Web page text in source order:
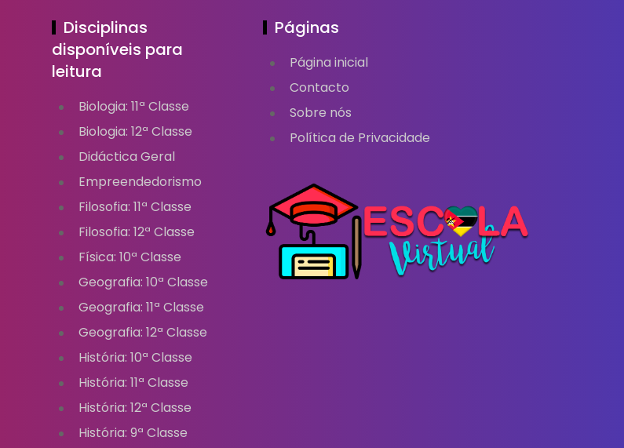
Disciplinas
disponíveis para
leitura
Biologia: 11ª Classe
Biologia: 12ª Classe
Didáctica Geral
Empreendedorismo
Filosofia: 11ª Classe
Filosofia: 12ª Classe
Física: 10ª Classe
Geografia: 10ª Classe
Geografia: 11ª Classe
Geografia: 12ª Classe
História: 10ª Classe
História: 11ª Classe
História: 12ª Classe
História: 9ª Classe
Páginas
Página inicial
Contacto
Sobre nós
Política de Privacidade